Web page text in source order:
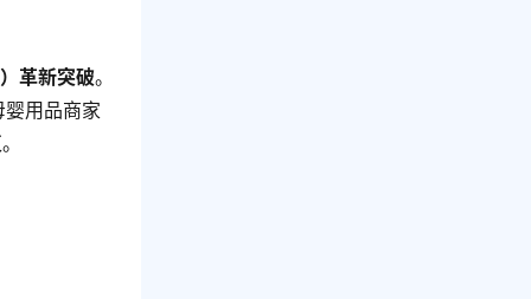
革新突破。
用品商家
。